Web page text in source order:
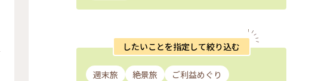
したいことを指定して絞り込む
週末旅 絶景旅
ご利益めぐり